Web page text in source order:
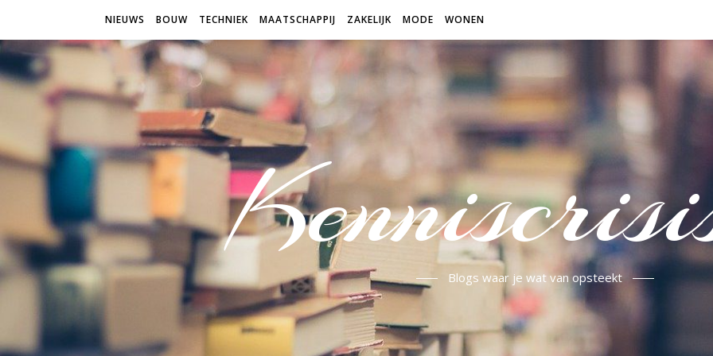
NIEUWS BOUW TECHNIEK MAATSCHAPPIJ ZAKELIJK MODE WONEN
Blogs waar je wat van opsteekt